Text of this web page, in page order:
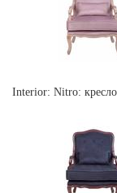
Interior: Nitro: